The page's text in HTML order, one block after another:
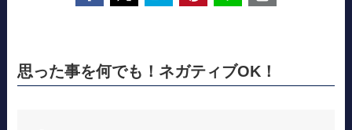
思った事を何でも！ネガティブOK！